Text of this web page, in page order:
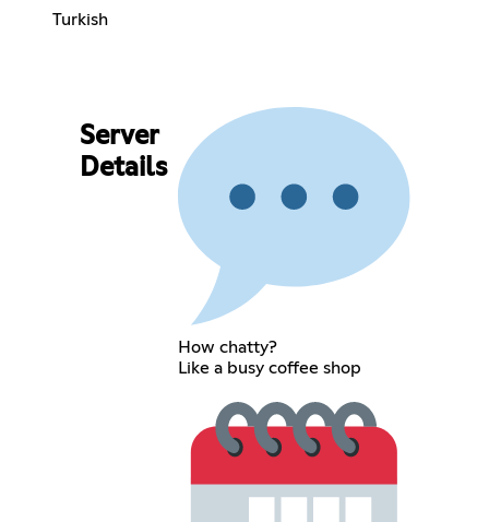
Turkish
Server
Details
How chatty?
Like a busy coffee shop